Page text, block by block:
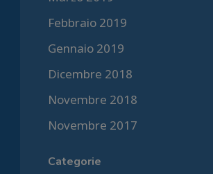
Febbraio 2019
Gennaio 2019
Dicembre 2018
Novembre 2018
Novembre 2017
Categorie